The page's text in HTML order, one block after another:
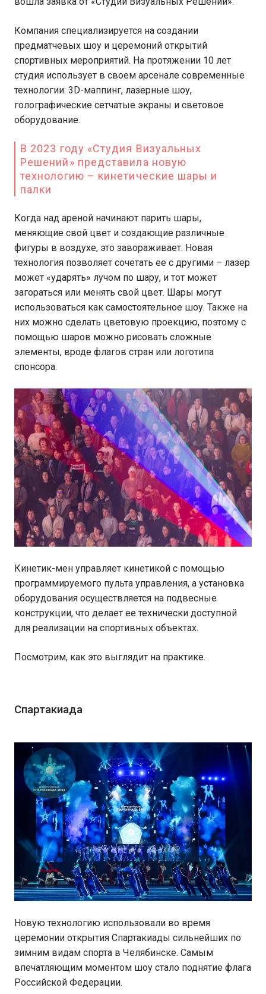
Компания специализируется на создании
предматчевых шоу и церемоний открытий
спортивных мероприятий. На протяжении 10 лет
студия использует в своем арсенале современные
технологии: 3D-маппинг, лазерные шоу,
голографические сетчатые экраны и световое
оборудование.
В 2023 году «Студия Визуальных
Решений» представила новую
технологию – кинетические шары и
палки
Когда над ареной начинают парить шары,
меняющие свой цвет и создающие различные
фигуры в воздухе, это завораживает. Новая
технология позволяет сочетать ее с другими – лазер
может «ударять» лучом по шару, и тот может
загораться или менять свой цвет. Шары могут
использоваться как самостоятельное шоу. Также на
них можно сделать цветовую проекцию, поэтому с
помощью шаров можно рисовать сложные
элементы, вроде флагов стран или логотипа
спонсора.
Кинетик-мен управляет кинетикой с помощью
программируемого пульта управления, а установка
оборудования осуществляется на подвесные
конструкции, что делает ее технически доступной
для реализации на спортивных объектах.
Посмотрим, как это выглядит на практике.
Спартакиада
Новую технологию использовали во время
церемонии открытия Спартакиады сильнейших по
зимним видам спорта в Челябинске. Самым
впечатляющим моментом шоу стало поднятие флага
Российской Федерации.